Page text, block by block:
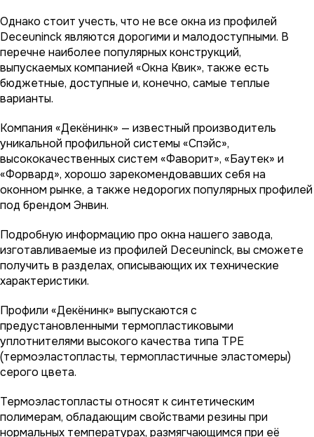
Однако стоит учесть, что не все окна из профилей
Deceuninck являются дорогими и малодоступными. В
перечне наиболее популярных конструкций,
выпускаемых компанией «Окна Квик», также есть
бюджетные, доступные и, конечно, самые теплые
варианты.
Компания «Декёнинк» — известный производитель
уникальной профильной системы «Спэйс»,
высококачественных систем «Фаворит», «Баутек» и
«Форвард», хорошо зарекомендовавших себя на
оконном рынке, а также недорогих популярных профилей
под брендом Энвин.
Подробную информацию про окна нашего завода,
изготавливаемые из профилей Deceuninck, вы сможете
получить в разделах, описывающих их технические
характеристики.
Профили «Декёнинк» выпускаются с
предустановленными термопластиковыми
уплотнителями высокого качества типа ТРЕ
(термоэластопласты, термопластичные эластомеры)
серого цвета.
Термоэластопласты относят к синтетическим
полимерам, обладающим свойствами резины при
нормальных температурах, размягчающимся при её